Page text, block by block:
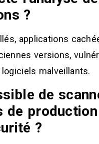
?
applications
versions,
malveillants.
de
de
?